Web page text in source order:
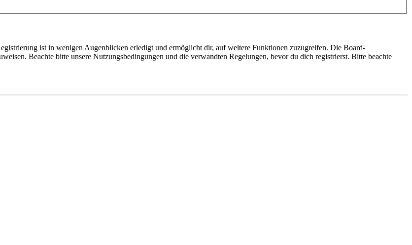
ist in wenigen Augenblicken erledigt und ermöglicht dir, auf weitere Funktionen zuzugreifen. Die Board-
Beachte bitte unsere Nutzungsbedingungen und die verwandten Regelungen, bevor du dich registrierst. Bitte beachte